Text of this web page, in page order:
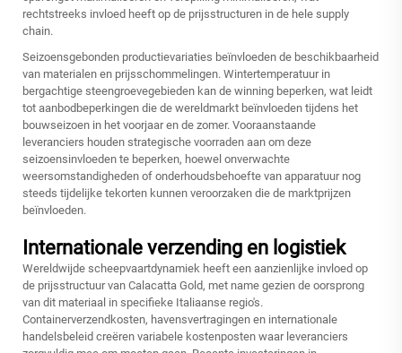
rechtstreeks invloed heeft op de prijsstructuren in de hele supply
chain.
Seizoensgebonden productievariaties beïnvloeden de beschikbaarheid
van materialen en prijsschommelingen. Wintertemperatuur in
bergachtige steengroevegebieden kan de winning beperken, wat leidt
tot aanbodbeperkingen die de wereldmarkt beïnvloeden tijdens het
bouwseizoen in het voorjaar en de zomer. Vooraanstaande
leveranciers houden strategische voorraden aan om deze
seizoensinvloeden te beperken, hoewel onverwachte
weersomstandigheden of onderhoudsbehoefte van apparatuur nog
steeds tijdelijke tekorten kunnen veroorzaken die de marktprijzen
beïnvloeden.
Internationale verzending en logistiek
Wereldwijde scheepvaartdynamiek heeft een aanzienlijke invloed op
de prijsstructuur van Calacatta Gold, met name gezien de oorsprong
van dit materiaal in specifieke Italiaanse regio's.
Containerverzendkosten, havensvertragingen en internationale
handelsbeleid creëren variabele kostenposten waar leveranciers